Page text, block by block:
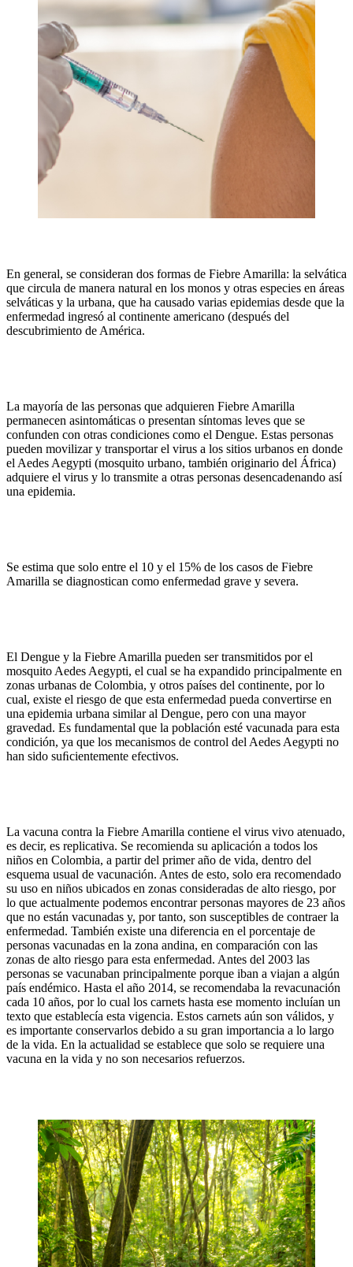
En general, se consideran dos formas de Fiebre Amarilla: la selvática
que circula de manera natural en los monos y otras especies en áreas
selváticas y la urbana, que ha causado varias epidemias desde que la
enfermedad ingresó al continente americano (después del
descubrimiento de América.
La mayoría de las personas que adquieren Fiebre Amarilla
permanecen asintomáticas o presentan síntomas leves que se
confunden con otras condiciones como el Dengue. Estas personas
pueden movilizar y transportar el virus a los sitios urbanos en donde
el Aedes Aegypti (mosquito urbano, también originario del África)
adquiere el virus y lo transmite a otras personas desencadenando así
una epidemia.
Se estima que solo entre el 10 y el 15% de los casos de Fiebre
Amarilla se diagnostican como enfermedad grave y severa.
El Dengue y la Fiebre Amarilla pueden ser transmitidos por el
mosquito Aedes Aegypti, el cual se ha expandido principalmente en
zonas urbanas de Colombia, y otros países del continente, por lo
cual, existe el riesgo de que esta enfermedad pueda convertirse en
una epidemia urbana similar al Dengue, pero con una mayor
gravedad. Es fundamental que la población esté vacunada para esta
condición, ya que los mecanismos de control del Aedes Aegypti no
han sido suﬁcientemente efectivos.
La vacuna contra la Fiebre Amarilla contiene el virus vivo atenuado,
es decir, es replicativa. Se recomienda su aplicación a todos los
niños en Colombia, a partir del primer año de vida, dentro del
esquema usual de vacunación. Antes de esto, solo era recomendado
su uso en niños ubicados en zonas consideradas de alto riesgo, por
lo que actualmente podemos encontrar personas mayores de 23 años
que no están vacunadas y, por tanto, son susceptibles de contraer la
enfermedad. También existe una diferencia en el porcentaje de
personas vacunadas en la zona andina, en comparación con las
zonas de alto riesgo para esta enfermedad. Antes del 2003 las
personas se vacunaban principalmente porque iban a viajan a algún
país endémico. Hasta el año 2014, se recomendaba la revacunación
cada 10 años, por lo cual los carnets hasta ese momento incluían un
texto que establecía esta vigencia. Estos carnets aún son válidos, y
es importante conservarlos debido a su gran importancia a lo largo
de la vida. En la actualidad se establece que solo se requiere una
vacuna en la vida y no son necesarios refuerzos.